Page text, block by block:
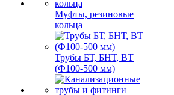
Муфты, резиновые
кольца
Трубы БТ, БНТ, ВТ
(Ф100-500 мм)